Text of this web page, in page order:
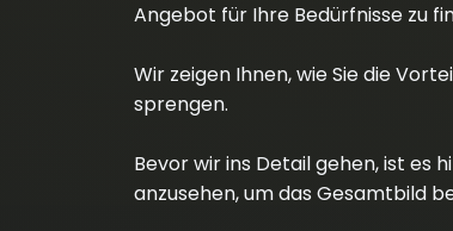
Angebot für Ihre Bedürfnisse zu
Wir zeigen Ihnen, wie Sie die
sprengen.
Bevor wir ins Detail gehen, ist es
anzusehen, um das Gesamtbild